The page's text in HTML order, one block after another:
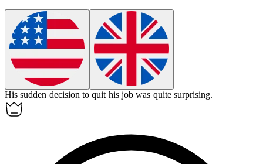
His sudden decision to quit his job was quite surprising.